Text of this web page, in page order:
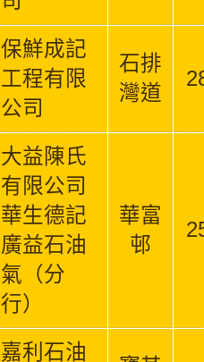
保鮮成記
工程有限
公司
石排
灣道
大益陳氏
有限公司
華生德記
廣益石油
氣（分
行）
華富
邨
嘉利石油